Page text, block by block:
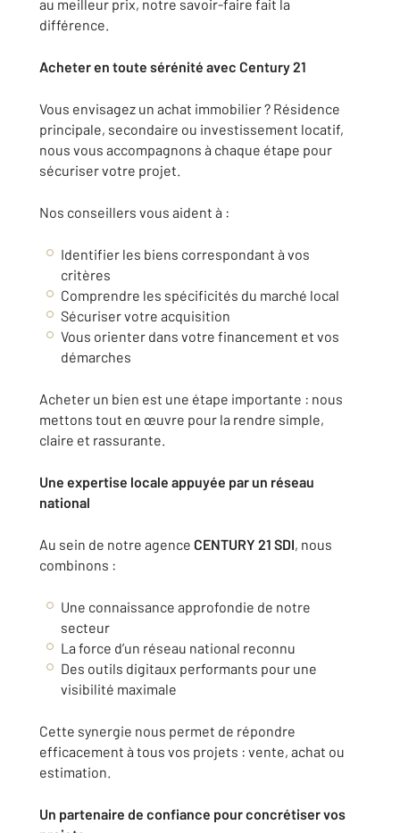
au meilleur prix, notre savoir-faire fait la
différence.
Acheter en toute sérénité avec Century 21
Vous envisagez un achat immobilier ? Résidence
principale, secondaire ou investissement locatif,
nous vous accompagnons à chaque étape pour
sécuriser votre projet.
Nos conseillers vous aident à :
Identifier les biens correspondant à vos
critères
Comprendre les spécificités du marché local
Sécuriser votre acquisition
Vous orienter dans votre financement et vos
démarches
Acheter un bien est une étape importante : nous
mettons tout en œuvre pour la rendre simple,
claire et rassurante.
Une expertise locale appuyée par un réseau
national
Au sein de notre agence CENTURY 21 SDI, nous
combinons :
Une connaissance approfondie de notre
secteur
La force d’un réseau national reconnu
Des outils digitaux performants pour une
visibilité maximale
Cette synergie nous permet de répondre
efficacement à tous vos projets : vente, achat ou
estimation.
Un partenaire de confiance pour concrétiser vos